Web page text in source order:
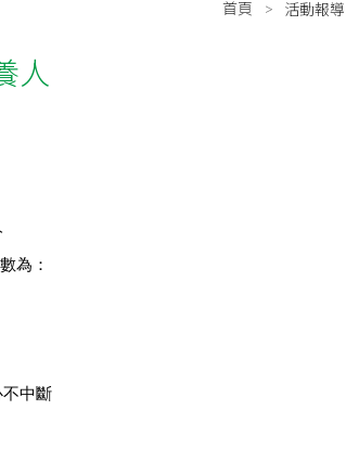
首頁 活動報導
人
為：
中斷